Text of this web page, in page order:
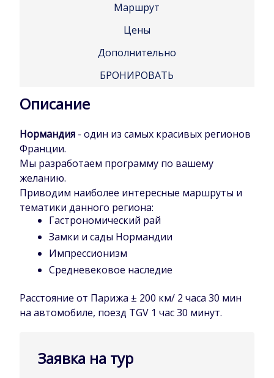
Маршрут
Цены
Дополнительно
БРОНИРОВАТЬ
Описание
Нормандия- один из самых красивых регионов
Франции.
Мы разработаем программу по вашему
желанию.
Приводим наиболее интересные маршруты и
тематики данного региона:
Гастрономический рай
Замки и сады Нормандии
Импрессионизм
Средневековое наследие
Расстояние от Парижа ± 200 км/ 2 часа 30 мин
на автомобиле, поезд TGV 1 час 30 минут.
Заявка на тур